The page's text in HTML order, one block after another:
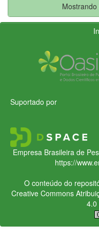
Suportado por
Empresa Brasileira de
https://
O conteúdo do
Creative Commons
4.0